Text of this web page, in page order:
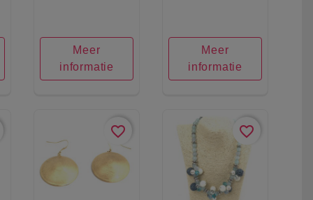
Meer
informatie
Meer
informatie
favorite_border favorite_border